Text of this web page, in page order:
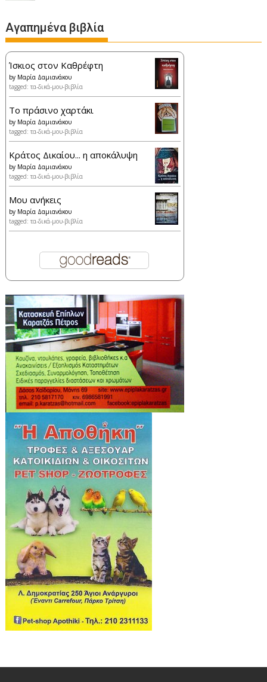
Αγαπημένα βιβλία
Ίσκιος στον Καθρέφτη
by Μαρία Δαμιανάκου
tagged: τα-δικά-μου-βιβλία
Το πράσινο χαρτάκι
by Μαρία Δαμιανάκου
tagged: τα-δικά-μου-βιβλία
Κράτος Δικαίου... η αποκάλυψη
by Μαρία Δαμιανάκου
tagged: τα-δικά-μου-βιβλία
Μου ανήκεις
by Μαρία Δαμιανάκου
tagged: τα-δικά-μου-βιβλία